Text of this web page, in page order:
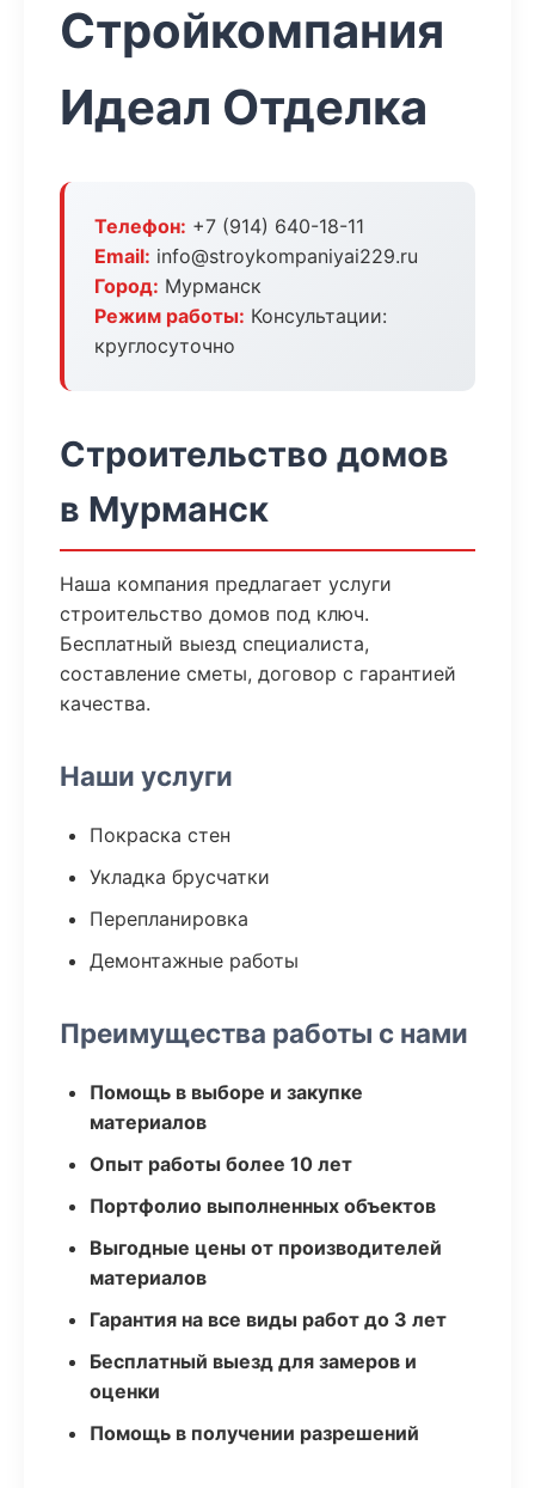
Стройкомпания
Идеал Отделка
Телефон: +7 (914) 640-18-11
Email: info@stroykompaniyai229.ru
Город: Мурманск
Режим работы: Консультации:
круглосуточно
Строительство домов
в Мурманск
Наша компания предлагает услуги
строительство домов под ключ.
Бесплатный выезд специалиста,
составление сметы, договор с гарантией
качества.
Наши услуги
Покраска стен
Укладка брусчатки
Перепланировка
Демонтажные работы
Преимущества работы с нами
Помощь в выборе и закупке
материалов
Опыт работы более 10 лет
Портфолио выполненных объектов
Выгодные цены от производителей
материалов
Гарантия на все виды работ до 3 лет
Бесплатный выезд для замеров и
оценки
Помощь в получении разрешений